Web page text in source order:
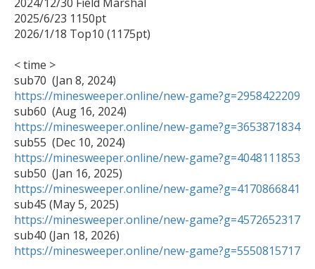
2025/6/23 1150pt
2026/1/18 Top10 (1175pt)
< time >
https://minesweeper.online/new-game?g=2958422209
https://minesweeper.online/new-game?g=3653871834
https://minesweeper.online/new-game?g=4048111853
https://minesweeper.online/new-game?g=4170866841
https://minesweeper.online/new-game?g=4572652317
https://minesweeper.online/new-game?g=5550815717